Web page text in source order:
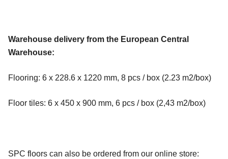
Warehouse delivery from the European Central
Warehouse:
Flooring: 6 x 228.6 x 1220 mm, 8 pcs / box (2.23 m2/box)
Floor tiles: 6 x 450 x 900 mm, 6 pcs / box (2,43 m2/box)
SPC floors can also be ordered from our online store: